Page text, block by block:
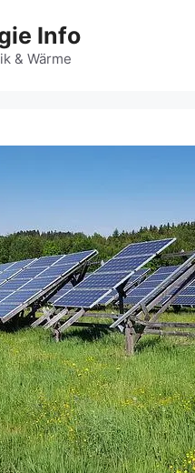
Info
& Wärme